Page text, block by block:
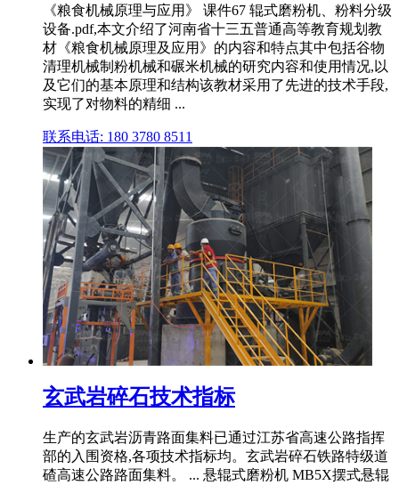
《粮食机械原理与应用》 课件67 辊式磨粉机、粉料分级
设备.pdf,本文介绍了河南省十三五普通高等教育规划教
材《粮食机械原理及应用》的内容和特点其中包括谷物
清理机械制粉机械和碾米机械的研究内容和使用情况,以
及它们的基本原理和结构该教材采用了先进的技术手段,
实现了对物料的精细 ...
联系电话: 180 3780 8511
玄武岩碎石技术指标
生产的玄武岩沥青路面集料已通过江苏省高速公路指挥
部的入围资格,各项技术指标均。玄武岩碎石铁路特级道
碴高速公路路面集料。 ... 悬辊式磨粉机 MB5X摆式悬辊